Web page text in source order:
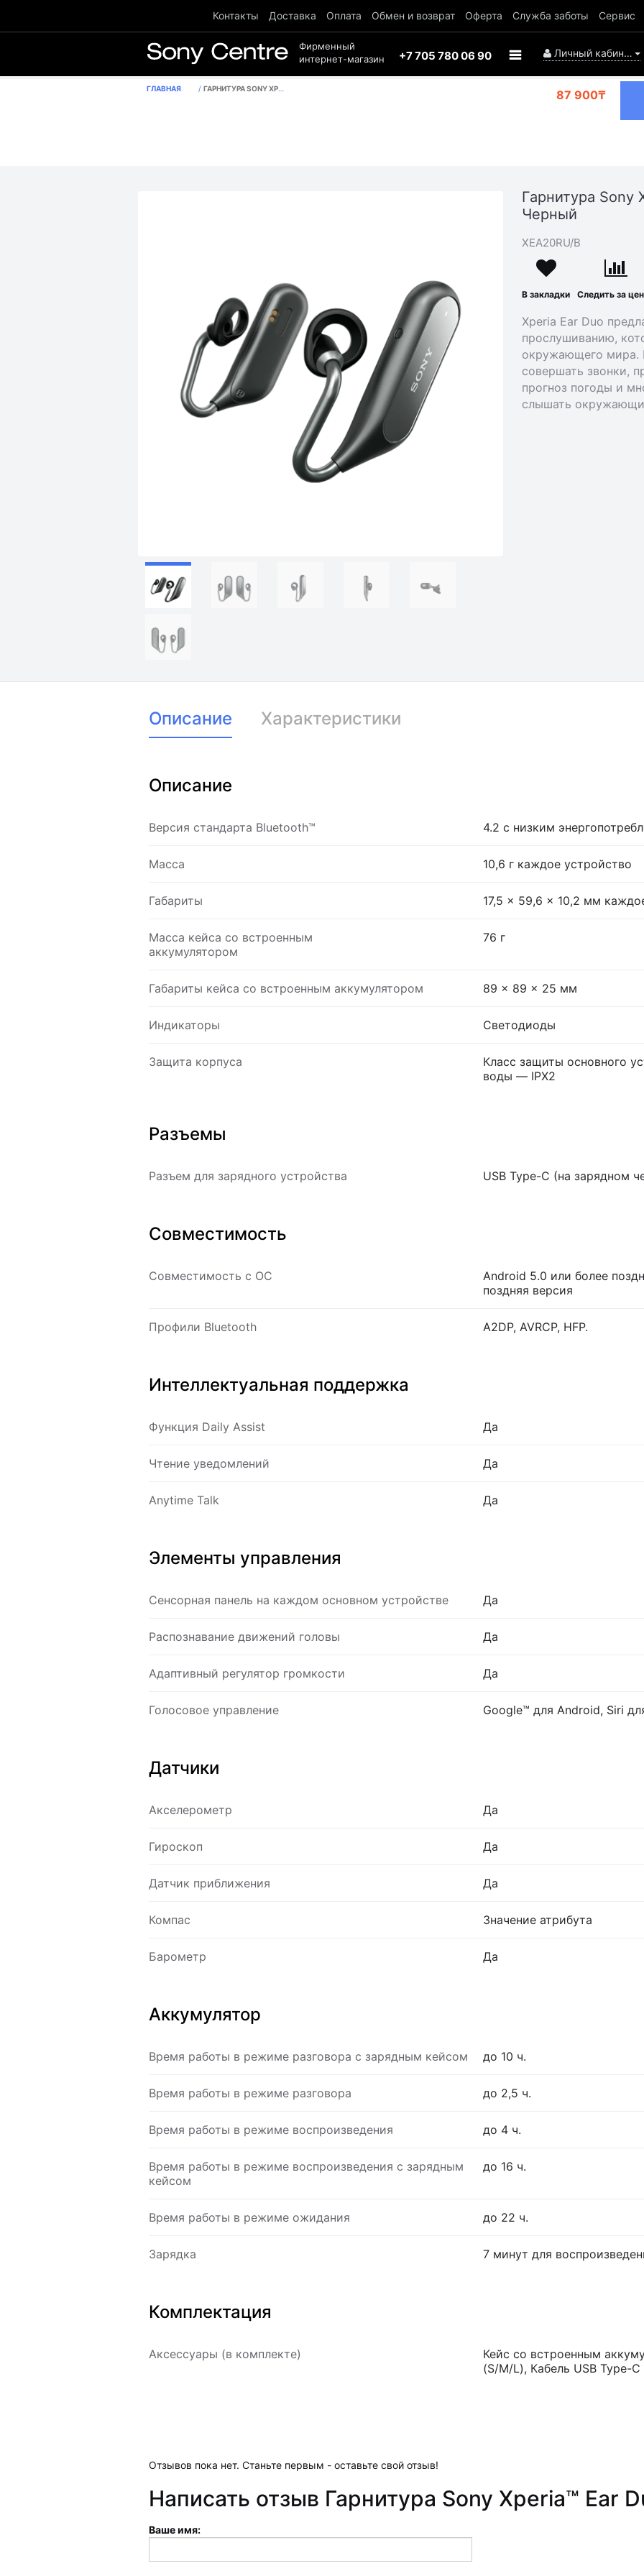
Контакты Доставка Оплата Обмен и возврат Оферта Служба заботы Сервис
Фирменный
интернет-магазин
+7 705 780 06 90 Личный кабинет
ГЛАВНАЯ ГАРНИТУРА SONY XPERIA™ EAR DUO, ЧЕРНЫЙ 87 900₸
Гарнитура Sony
Черный
XEA20RU/B
В закладки Следить за
Xperia Ear Duo
прослушиванию,
окружающего мира.
совершать звонки,
прогноз погоды и
слышать
Описание Характеристики
Описание
Версия стандарта Bluetooth™ 4.2 с низким
Масса 10,6 г каждое устройство
Габариты 17,5 x 59,6 x 10,2 мм
Масса кейса со встроенным
аккумулятором
76 г
Габариты кейса со встроенным аккумулятором 89 x 89 x 25 мм
Индикаторы Светодиоды
Защита корпуса
Класс защиты основного
воды — IPX2
Разъемы
Разъем для зарядного устройства USB Type-C (на зарядном
Совместимость
Совместимость с ОС
Android 5.0 или более
поздняя версия
Профили Bluetooth A2DP, AVRCP, HFP.
Интеллектуальная поддержка
Функция Daily Assist Да
Чтение уведомлений Да
Anytime Talk Да
Элементы управления
Сенсорная панель на каждом основном устройстве Да
Распознавание движений головы Да
Адаптивный регулятор громкости Да
Голосовое управление Google™ для Android, Siri
Датчики
Акселерометр Да
Гироскоп Да
Датчик приближения Да
Компас Значение атрибута
Барометр Да
Аккумулятор
Время работы в режиме разговора с зарядным кейсом до 10 ч.
Время работы в режиме разговора до 2,5 ч.
Время работы в режиме воспроизведения до 4 ч.
Время работы в режиме воспроизведения с зарядным
кейсом
до 16 ч.
Время работы в режиме ожидания до 22 ч.
Зарядка 7 минут для
Комплектация
Аксессуары (в комплекте)
Кейс со встроенным
(S/M/L), Кабель USB Type-C
Отзывов пока нет. Станьте первым - оставьте свой отзыв!
Написать отзыв Гарнитура Sony Xperia™ Ear
Ваше имя: